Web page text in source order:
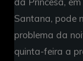
Santana, pode
problema da
quinta-feira a